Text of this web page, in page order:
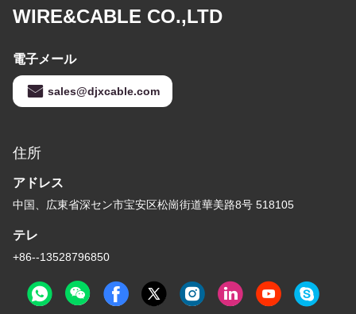
WIRE&CABLE CO.,LTD
電子メール
sales@djxcable.com
住所
アドレス
中国、広東省深セン市宝安区松崗街道華美路8号 518105
テレ
+86--13528796850